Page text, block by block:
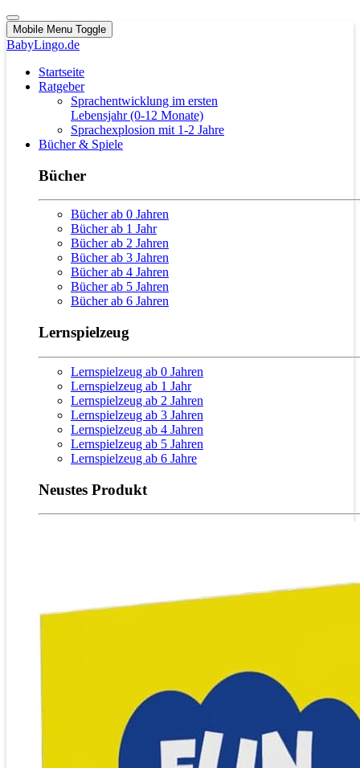
Mobile Menu Toggle
BabyLingo.de
Startseite
Ratgeber
Sprachentwicklung im ersten
Lebensjahr (0-12 Monate)
Sprachexplosion mit 1-2 Jahre
Bücher & Spiele
Bücher
Bücher ab 0 Jahren
Bücher ab 1 Jahr
Bücher ab 2 Jahren
Bücher ab 3 Jahren
Bücher ab 4 Jahren
Bücher ab 5 Jahren
Bücher ab 6 Jahren
Lernspielzeug
Lernspielzeug ab 0 Jahren
Lernspielzeug ab 1 Jahr
Lernspielzeug ab 2 Jahren
Lernspielzeug ab 3 Jahren
Lernspielzeug ab 4 Jahren
Lernspielzeug ab 5 Jahren
Lernspielzeug ab 6 Jahre
Neustes Produkt